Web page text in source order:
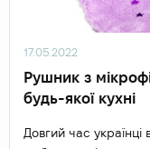
17.05.2022
Рушник з
будь-якої кухні
Довгий час українці